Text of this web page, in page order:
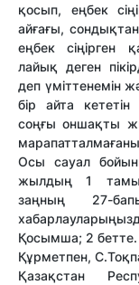
қосып, еңбек
айғағы,
еңбек сіңірген
лайық деген
деп үміттенемін
бір айта
соңғы оншақты
марапатталмағаны
Осы сауал
жылдың 1
заңның 27-
Қосымша; 2 бетте.
Құрметпен,
Қазақстан